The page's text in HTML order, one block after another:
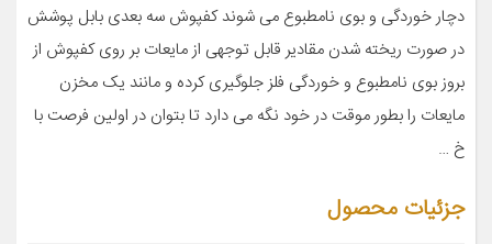
دچار خوردگی و بوی نامطبوع می شوند کفپوش سه بعدی بابل پوشش
در صورت ریخته شدن مقادیر قابل توجهی از مایعات بر روی کفپوش از
بروز بوی نامطبوع و خوردگی فلز جلوگیری کرده و مانند یک مخزن
مایعات را بطور موقت در خود نگه می دارد تا بتوان در اولین فرصت با
خ …
جزئیات محصول